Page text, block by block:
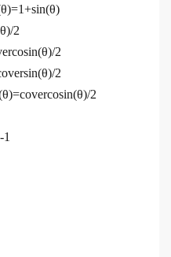
2
2
2
2